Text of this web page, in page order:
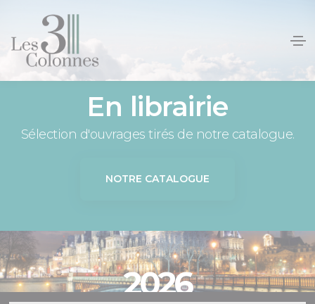
En librairie
Sélection d'ouvrages tirés de notre catalogue.
NOTRE CATALOGUE
2026